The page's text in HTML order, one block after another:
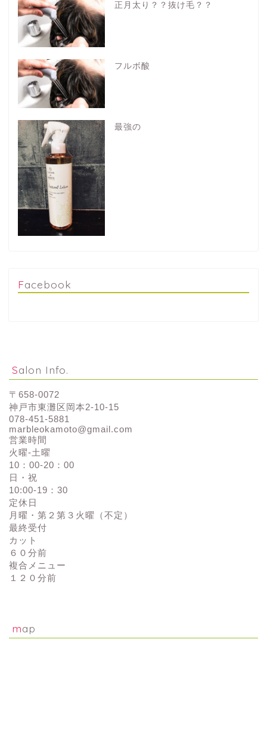
正月太り？？抜け毛？？
フルボ酸
最強の
Facebook
Salon Info.
〒658-0072
神戸市東灘区岡本2-10-15
078-451-5881
marbleokamoto@gmail.com
営業時間
火曜-土曜
10：00-20：00
日・祝
10:00-19：30
定休日
月曜・第２第３火曜（不定）
最終受付
カット
６０分前
複合メニュー
１２０分前
map